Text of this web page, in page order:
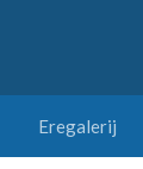
Eregalerij